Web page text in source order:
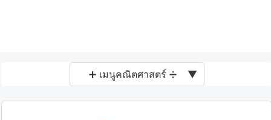
➕ เมนูคณิตศาสตร์ ➗ ▼